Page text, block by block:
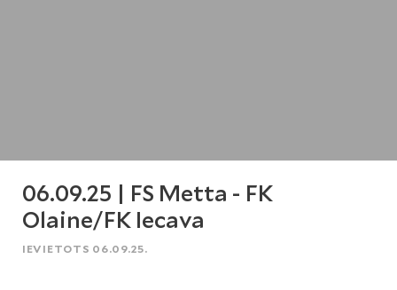
06.09.25 | FS Metta - FK
Olaine/FK Iecava
IEVIETOTS 06.09.25.